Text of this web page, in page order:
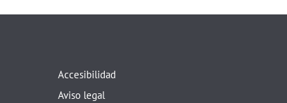
Accesibilidad
Aviso legal